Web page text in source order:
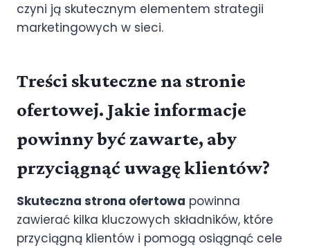
czyni ją skutecznym elementem strategii
marketingowych w sieci.
Treści skuteczne na stronie
ofertowej. Jakie informacje
powinny być zawarte, aby
przyciągnąć uwagę klientów?
Skuteczna strona ofertowa powinna
zawierać kilka kluczowych składników, które
przyciągną klientów i pomogą osiągnąć cele